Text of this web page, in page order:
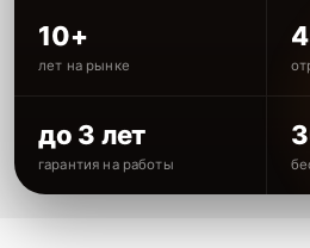
10+
лет на рынке
до 3 лет
гарантия на работы